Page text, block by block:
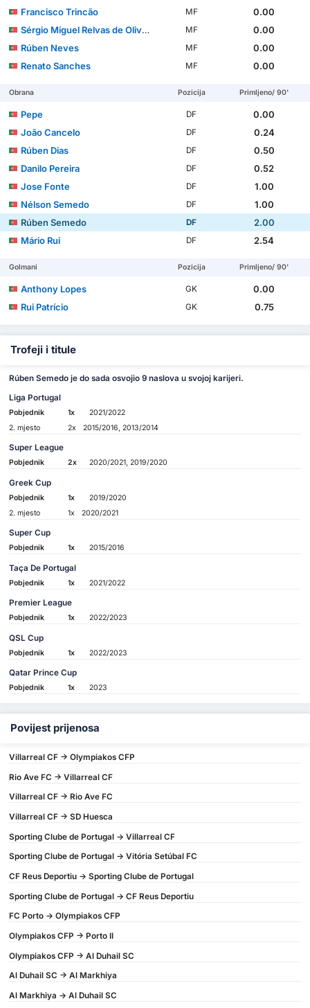
Francisco Trincão
MF
0.00
Sérgio Miguel Relvas de Oliveira
MF
0.00
Rúben Neves
MF
0.00
Renato Sanches
MF 0.00
Obrana Pozicija Primljeno/ 90'
Pepe DF
0.00
João Cancelo
DF
0.24
Rúben Dias
DF
0.50
Danilo Pereira
DF
0.52
Jose Fonte
DF
1.00
Nélson Semedo
DF
1.00
Rúben Semedo
DF
2.00
Mário Rui
DF 2.54
Golmani Pozicija Primljeno/ 90'
Anthony Lopes GK
0.00
Rui Patrício
GK 0.75
Trofeji i titule
Rúben Semedo je do sada osvojio 9 naslova u svojoj karijeri.
Liga Portugal
Pobjednik 1x
2021/2022
2. mjesto
2x 2015/2016, 2013/2014
Super League
Pobjednik 2x 2020/2021, 2019/2020
Greek Cup
Pobjednik 1x
2019/2020
2. mjesto
1x 2020/2021
Super Cup
Pobjednik 1x 2015/2016
Taça De Portugal
Pobjednik 1x 2021/2022
Premier League
Pobjednik 1x 2022/2023
QSL Cup
Pobjednik 1x 2022/2023
Qatar Prince Cup
Pobjednik 1x 2023
Povijest prijenosa
Villarreal CF -> Olympiakos CFP
Rio Ave FC -> Villarreal CF
Villarreal CF -> Rio Ave FC
Villarreal CF -> SD Huesca
Sporting Clube de Portugal -> Villarreal CF
Sporting Clube de Portugal -> Vitória Setúbal FC
CF Reus Deportiu -> Sporting Clube de Portugal
Sporting Clube de Portugal -> CF Reus Deportiu
FC Porto -> Olympiakos CFP
Olympiakos CFP -> Porto II
Olympiakos CFP -> Al Duhail SC
Al Duhail SC -> Al Markhiya
Al Markhiya -> Al Duhail SC